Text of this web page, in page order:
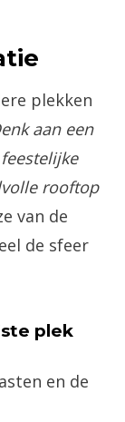
plekken
aan een
rooftop
van de
de sfeer
plek
en de